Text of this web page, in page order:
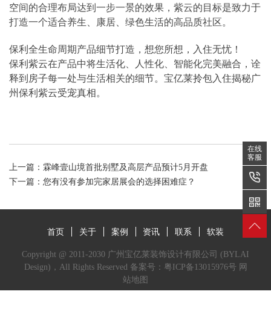
空间的合理布局达到一步一景的效果，紫云的目标是致力于
打造一个适合养生、康居、绿色生活的高品质社区。
保利全生命周期产品细节打造，想您所想，入住无忧！
保利紫云在产品中将生活化、人性化、智能化完美融合，诠
释到房子每一处与生活相关的细节。宝亿莱拎包入住揭秘广
州保利紫云受宠真相。
上一篇： 霖峰壹山境首批别墅及高层产品预计5月开盘
下一篇： 您有没有参加完家居展会的选择困难症？
在线
客服
首页 关于 案例 资讯 联系 软装
Copyright @ 2011-2030 广州宝亿莱装饰设计有限公司 (BYLAI
Design)，All Rights Reserved 备案号： 粤ICP备13015976号 网
站地图